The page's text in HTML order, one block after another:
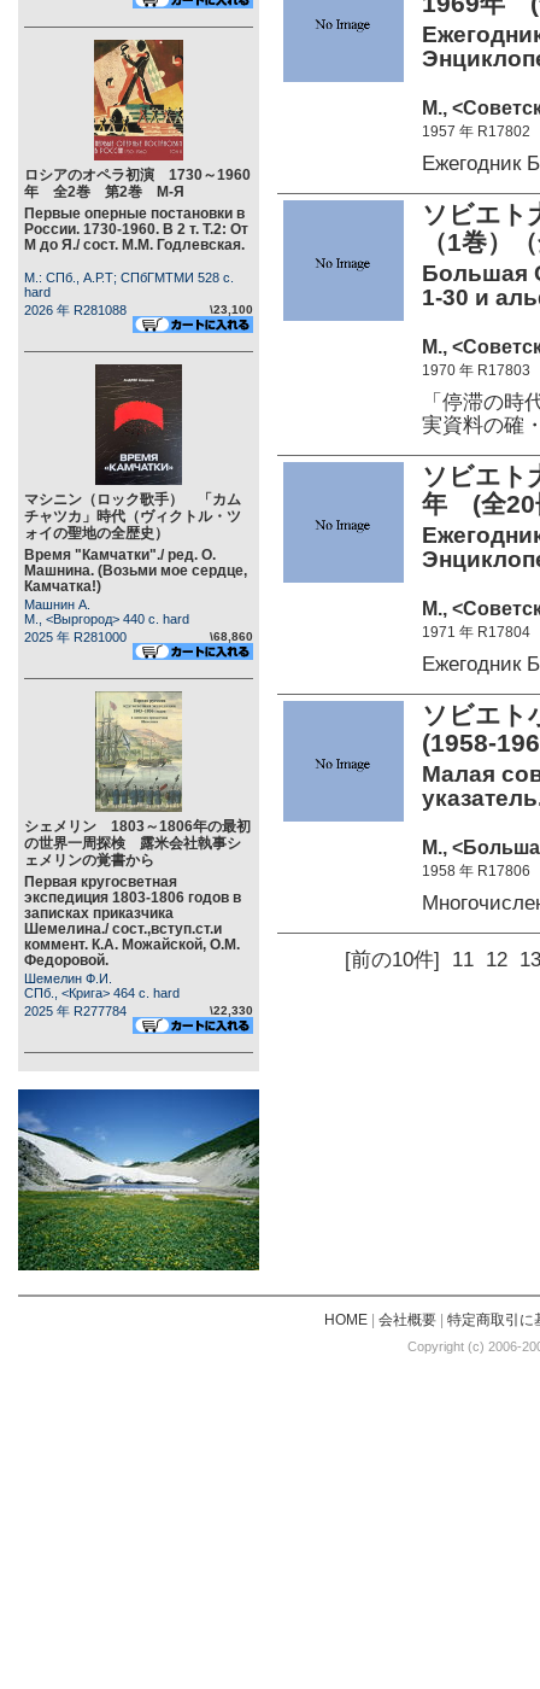
ロシアのオペラ初演 1730～1960
年 全2巻 第2巻 М-Я
Первые оперные постановки в
России. 1730-1960. В 2 т. Т.2: От
М до Я./ сост. М.М. Годлевская.
М.: СПб., А.Р.Т; СПбГМТМИ 528 c.
hard
2026 年 R281088
\23,100
マシニン（ロック歌手） 「カム
チャツカ」時代（ヴィクトル・ツ
ォイの聖地の全歴史）
Время "Камчатки"./ ред. О.
Машнина. (Возьми мое сердце,
Камчатка!)
Машнин А.
М., <Выргород> 440 c. hard
2025 年 R281000
\68,860
シェメリン 1803～1806年の最初
の世界一周探検 露米会社執事シ
ェメリンの覚書から
Первая кругосветная
экспедиция 1803-1806 годов в
записках приказчика
Шемелина./ сост.,вступ.ст.и
коммент. К.А. Можайской, О.М.
Федоровой.
Шемелин Ф.И.
СПб., <Крига> 464 c. hard
2025 年 R277784
\22,330
М.,
1957 年 R17802
Ежегодник
ソビエ
（1巻）
Большая
1-30 и
М.,
1970 年 R17803
「停滞の時
実資料の確
ソビエト
年 (全20
М.,
1971 年 R17804
Ежегодник
ソビエ
(1958-
Малая
М.,
1958 年 R17806
[前の10件] 11 12 13
HOME| 会社概要| 特定商取引に
Copyright (c) 2006-